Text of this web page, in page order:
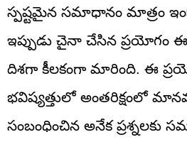
స్పష్టమైన సమాధానం మాత్రం
ఇప్పుడు చైనా చేసిన ప్రయోగం
దిశగా కీలకంగా మారింది. ఈ
భవిష్యత్తులో అంతరిక్షంలో
సంబంధించిన అనేక ప్రశ్నలకు